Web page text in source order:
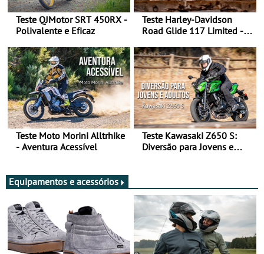
Teste QJMotor SRT 450RX -
Polivalente e Eficaz
Teste Harley-Davidson
Road Glide 117 Limited - A
Teste Moto Morini Alltrhike
- Aventura Acessível
Teste Kawasaki Z650 S:
Diversão para Jovens e
Equipamentos e acessórios